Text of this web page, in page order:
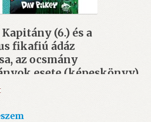
(6.) és a
fikafiú ádáz
az ocsmány
esete (képeskönyv)
Current
is: